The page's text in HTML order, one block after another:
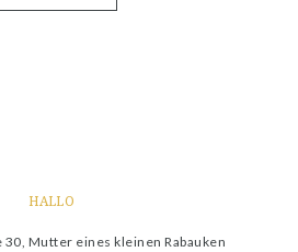
HALLO
Mutter eines kleinen Rabauken